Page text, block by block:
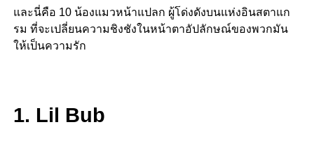
และนี่คือ 10 น้องแมวหน้าแปลก ผู้โด่งดังบนแห่งอินสตาแก
รม ที่จะเปลี่ยนความชิงชังในหน้าตาอัปลักษณ์ของพวกมัน
ให้เป็นความรัก
1. Lil Bub